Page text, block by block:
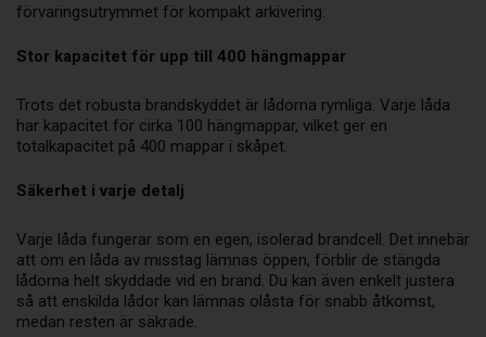
förvaringsutrymmet för kompakt arkivering.
Stor kapacitet för upp till 400 hängmappar
Trots det robusta brandskyddet är lådorna rymliga. Varje låda
har kapacitet för cirka 100 hängmappar, vilket ger en
totalkapacitet på 400 mappar i skåpet.
Säkerhet i varje detalj
Varje låda fungerar som en egen, isolerad brandcell. Det innebär
att om en låda av misstag lämnas öppen, förblir de stängda
lådorna helt skyddade vid en brand. Du kan även enkelt justera
så att enskilda lådor kan lämnas olåsta för snabb åtkomst,
medan resten är säkrade.